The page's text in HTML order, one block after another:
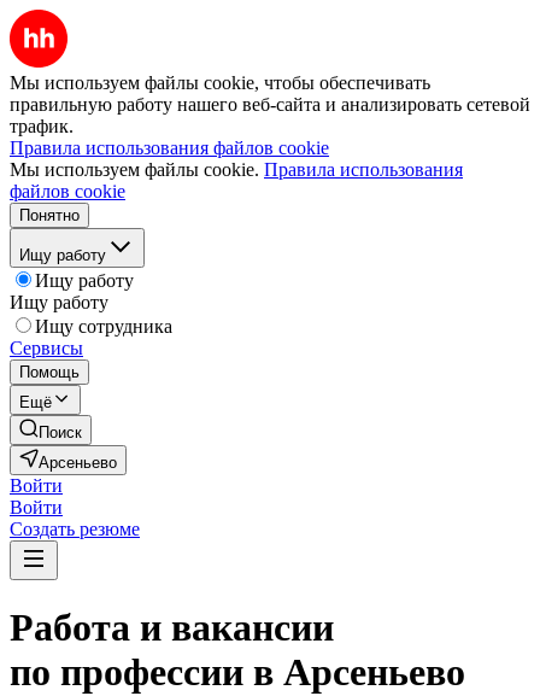
Мы используем файлы cookie, чтобы обеспечивать
правильную работу нашего веб-сайта и анализировать сетевой
трафик.
Правила использования файлов cookie
Мы используем файлы cookie. Правила использования
файлов cookie
Понятно
Ищу работу
Ищу работу
Ищу работу
Ищу сотрудника
Сервисы
Помощь
Ещё
Поиск
Арсеньево
Войти
Войти
Создать резюме
Работа и вакансии
по профессии в Арсеньево